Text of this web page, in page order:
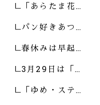
「あらたま花…
パン好きあつ…
春休みは早起…
3月29日は「…
「ゆめ・ステ…